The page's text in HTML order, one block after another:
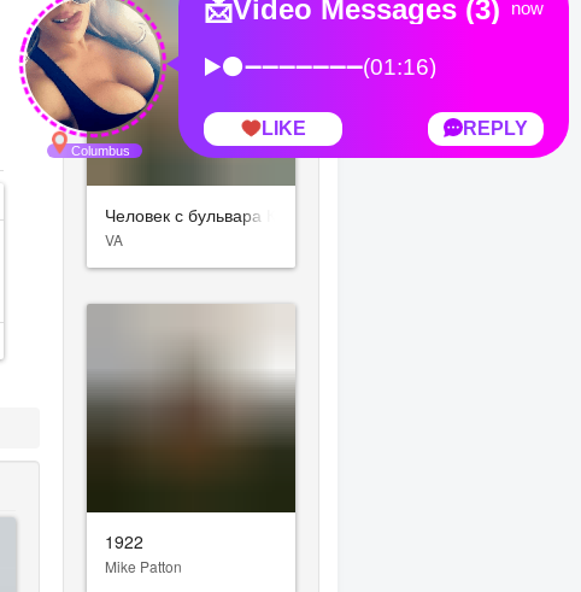
Человек с бульвара Капуцинов
VA
1922
Mike Patton